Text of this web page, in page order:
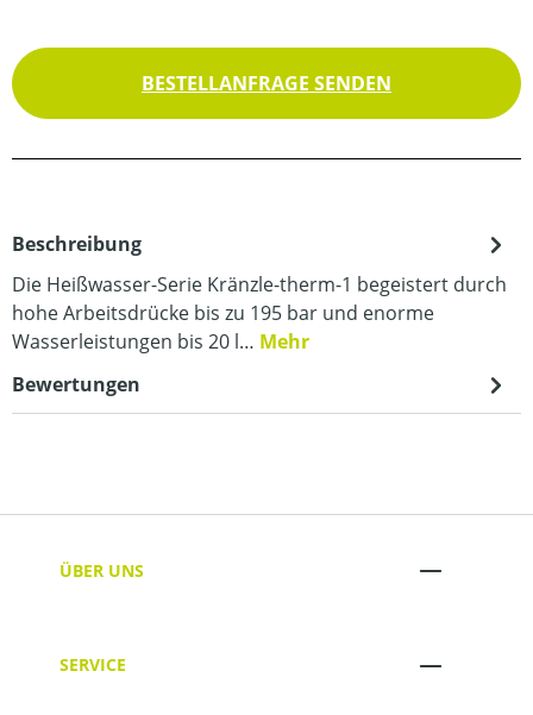
BESTELLANFRAGE SENDEN
Beschreibung
Die Heißwasser-Serie Kränzle-therm-1 begeistert durch
hohe Arbeitsdrücke bis zu 195 bar und enorme
Wasserleistungen bis 20 l… Mehr
Bewertungen
ÜBER UNS
SERVICE